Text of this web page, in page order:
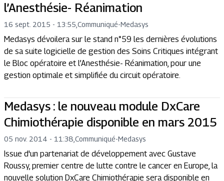
l’Anesthésie- Réanimation
16 sept. 2015 - 13:55 Communiqué-Medasys
Medasys dévoilera sur le stand n°59 les dernières évolutions
de sa suite logicielle de gestion des Soins Critiques intégrant
le Bloc opératoire et l’Anesthésie- Réanimation, pour une
gestion optimale et simplifiée du circuit opératoire.
Medasys : le nouveau module DxCare
Chimiothérapie disponible en mars 2015
05 nov. 2014 - 11:38 Communiqué-Medasys
Issue d'un partenariat de développement avec Gustave
Roussy, premier centre de lutte contre le cancer en Europe, la
nouvelle solution DxCare Chimiothérapie sera disponible en